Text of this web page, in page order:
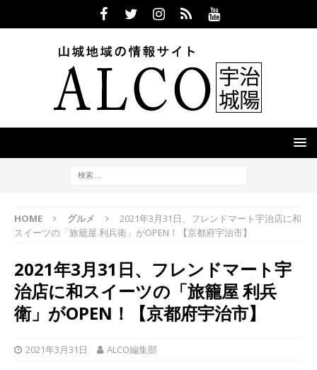
HOME グルメ
2021年3月31日、フレンドマート宇治店に和
スイーツの「旅籠屋 利兵衛」がOPEN！【京都府宇治市】
2021年3月31日、フレンドマート宇
治店に和スイーツの「旅籠屋 利兵
衛」がOPEN！【京都府宇治市】
2021年3月31日 ALCO編集部